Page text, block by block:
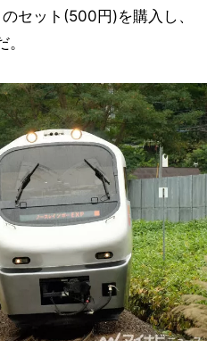
セット(500円)を購入し、